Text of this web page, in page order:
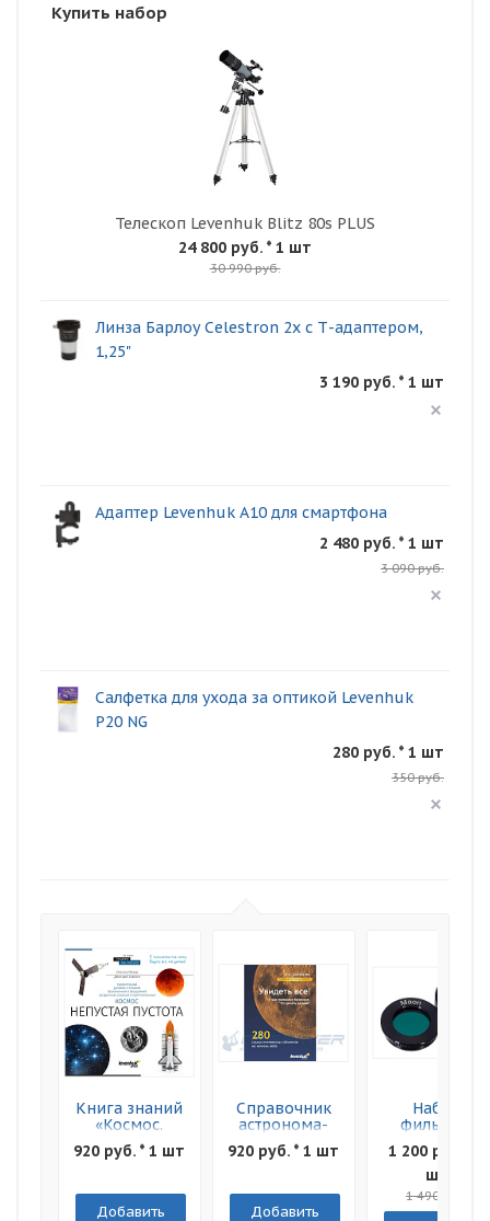
Купить набор
Телескоп Levenhuk Blitz 80s PLUS
24 800 руб. * 1 шт
30 990 руб.
Линза Барлоу Celestron 2x с Т-адаптером,
1,25"
3 190 руб. * 1 шт
Адаптер Levenhuk A10 для смартфона
2 480 руб. * 1 шт
3 090 руб.
Салфетка для ухода за оптикой Levenhuk
P20 NG
280 руб. * 1 шт
350 руб.
Книга знаний
«Космос.
Непустая
пустота»
обложка
920 руб. * 1 шт
Добавить
Справочник
астронома-
любителя
"Увидеть все!"
920 руб. * 1 шт
Добавить
Набор
фильтров
Levenhuk F2
Луна и Марс
1 200 руб. * 1
шт
1 490 руб.